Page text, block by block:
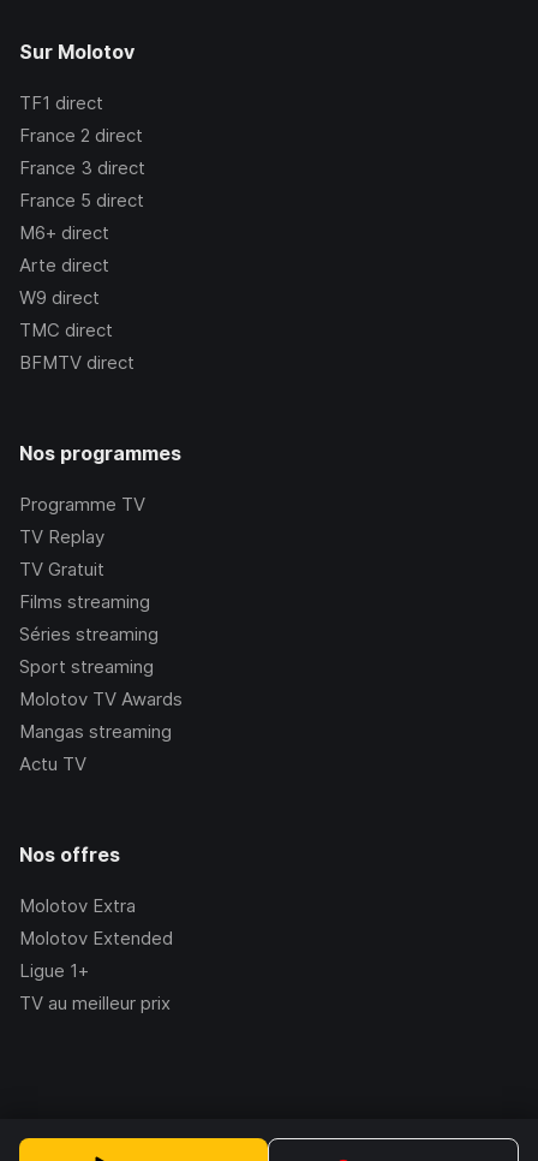
Sur Molotov
TF1 direct
France 2 direct
France 3 direct
France 5 direct
M6+ direct
Arte direct
W9 direct
TMC direct
BFMTV direct
Nos programmes
Programme TV
TV Replay
TV Gratuit
Films streaming
Séries streaming
Sport streaming
Molotov TV Awards
Mangas streaming
Actu TV
Nos offres
Molotov Extra
Molotov Extended
Ligue 1+
TV au meilleur prix
2.228.1